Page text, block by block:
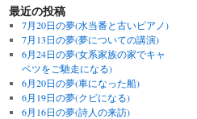
最近の投稿
7月20日の夢(水当番と古いピアノ)
7月13日の夢(夢についての講演)
6月24日の夢(女系家族の家でキャ
ベツをご馳走になる)
6月20日の夢(車になった船)
6月19日の夢(クビになる)
6月16日の夢(詩人の来訪)